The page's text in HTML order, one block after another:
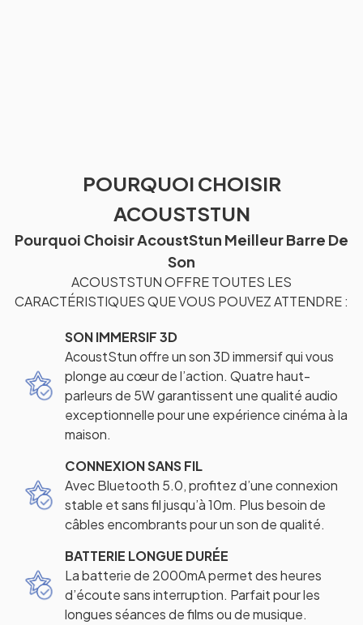
POURQUOI CHOISIR
ACOUSTSTUN
Pourquoi Choisir AcoustStun Meilleur Barre De
Son
ACOUSTSTUN OFFRE TOUTES LES
CARACTÉRISTIQUES QUE VOUS POUVEZ ATTENDRE :
SON IMMERSIF 3D
AcoustStun offre un son 3D immersif qui vous
plonge au cœur de l’action. Quatre haut-
parleurs de 5W garantissent une qualité audio
exceptionnelle pour une expérience cinéma à la
maison.
CONNEXION SANS FIL
Avec Bluetooth 5.0, profitez d’une connexion
stable et sans fil jusqu’à 10m. Plus besoin de
câbles encombrants pour un son de qualité.
BATTERIE LONGUE DURÉE
La batterie de 2000mA permet des heures
d’écoute sans interruption. Parfait pour les
longues séances de films ou de musique.